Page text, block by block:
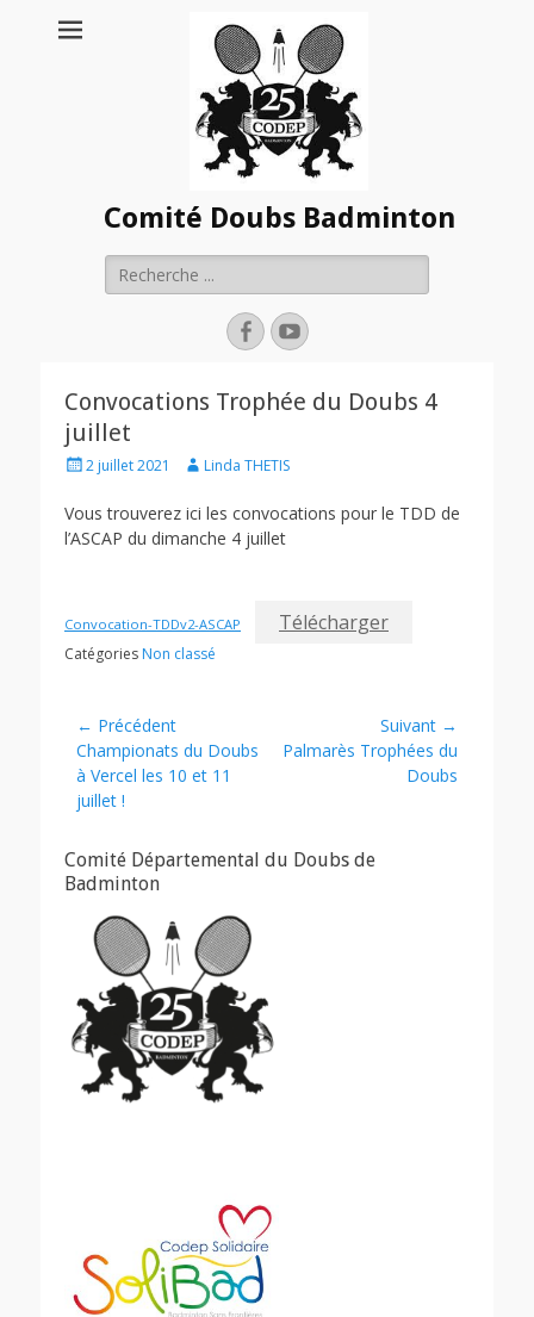
Comité Doubs Badminton
Rechercher :
FacebookYouTube
Convocations Trophée du Doubs 4
juillet
Posted2 juillet 2021 AuthorLinda THETIS
Vous trouverez ici les convocations pour le TDD de
l’ASCAP du dimanche 4 juillet
Convocation-TDDv2-ASCAP Télécharger
Catégories Non classé
Navigation
de
l’article
← Précédent
Article
précédent :
Championats du Doubs
à Vercel les 10 et 11
juillet !
Suivant →
Article
Palmarès Trophées du
Doubs
Comité Départemental du Doubs de
Badminton